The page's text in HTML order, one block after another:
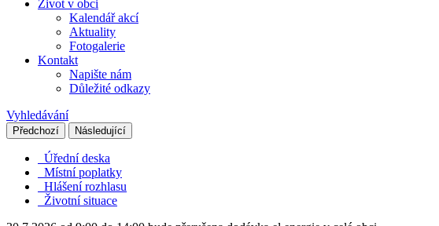
Život v obci
Kalendář akcí
Aktuality
Fotogalerie
Kontakt
Napište nám
Důležité odkazy
Vyhledávání
Předchozí Následující
Úřední deska
Místní poplatky
Hlášení rozhlasu
Životní situace